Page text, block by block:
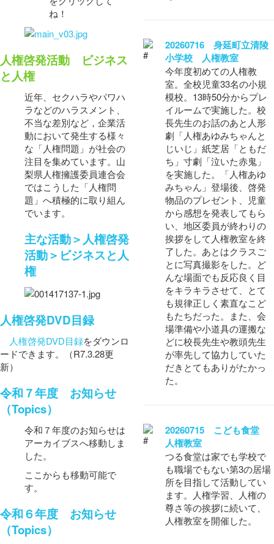
ね！
人権啓発活動 ビジネス
と人権
近年、セクハラやパワハ
ラなどのハラスメント、
不当な差別など，企業活
動において発生する様々
な「人権問題」が社会の
注目を集めています。山
梨県人権擁護委員連合会
ではこうした「人権問
題」へ積極的に取り組ん
でいます。
主な活動＞人権啓発
活動＞ビジネスと人
権
人権啓発DVD目録
人権啓発DVD目録をダウンロ
ードできます。（R7.3.28更
新）
令和７年度 お知らせ
（Topics）
令和７年度のお知らせは
アーカイブスへ移動しま
した。
ここからも移動可能で
す。
令和６年度 お知らせ
（Topics）
20260716 身延町立清陵
小学校 人権教室
今年度初めての人権教
室。全校児童33名の小規
模校。13時50分からプレ
イルームで実施した。校
長先生のお話のあと人形
劇「人権あゆみちゃんと
じいじ」紙芝居「ともだ
ち」寸劇「泣いた赤鬼」
を実施した。「人権あゆ
みちゃん」登場後、啓発
物品のプレゼント、児童
から感想を発表してもら
い、地区委員が終わりの
挨拶をして人権教室を終
了した。あとはクラスご
とに写真撮影をした。ど
んな場面でも反応良く目
をキラキラさせて、とて
も規律正しく素直なこど
もたちだった。また、会
場準備や小道具の運搬な
どに校長先生や教頭先生
が率先して協力していた
だきとてもありがたかっ
た。
20260715 こども食堂
人権教室
つる食堂は家でも学校で
も職場でもない第3の居場
所を目指して活動してい
ます。人権学習、人権の
尊さ等の挨拶に続いて、
人権教室を開催した。